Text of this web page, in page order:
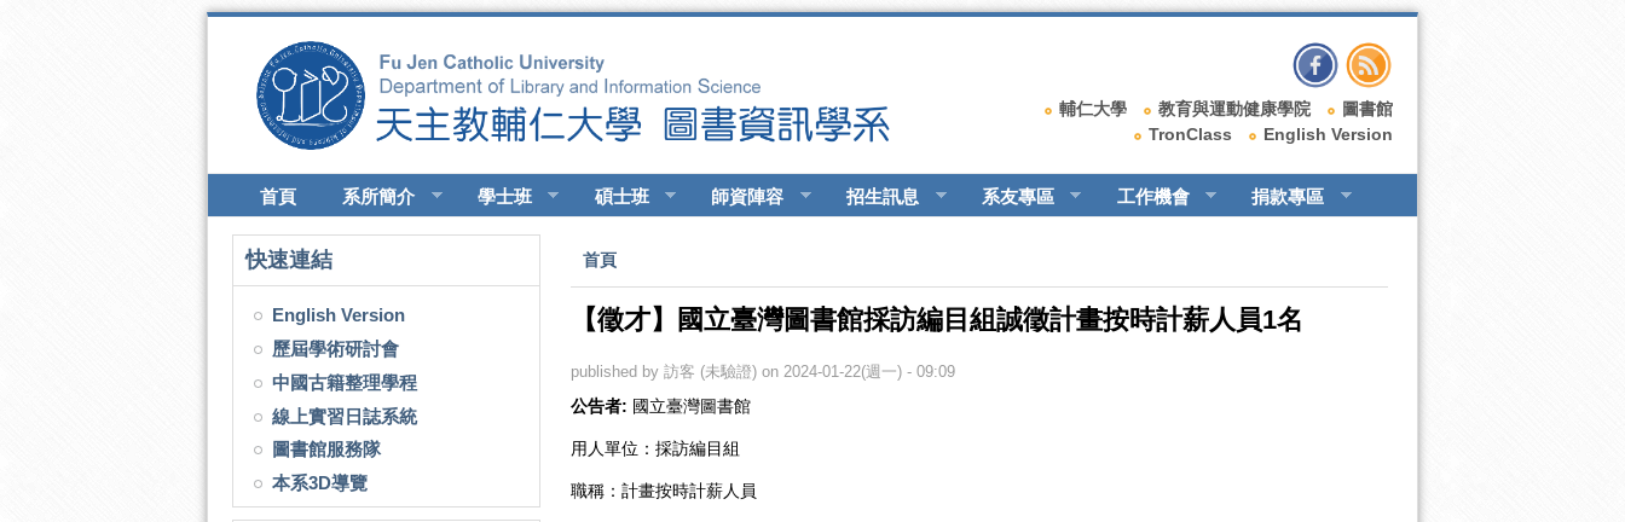
輔仁大學 教育與運動健康學院
圖書館
TronClass
English Version
首頁 系所簡介 學士班 碩士班 師資陣容 招生訊息 系友專區 工作機會 捐款專區
快速連結
English Version
歷屆學術研討會
中國古籍整理學程
線上實習日誌系統
圖書館服務隊
本系3D導覽
您在這裡
首頁
【徵才】國立臺灣圖書館採訪編目組誠徵計畫按時計薪人員1名
published by 訪客 (未驗證)on 2024-01-22(週一) - 09:09
公告者: 國立臺灣圖書館
用人單位：採訪編目組
職稱：計畫按時計薪人員